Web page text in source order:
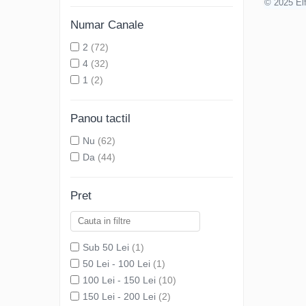
Numar Canale
2 (72)
4 (32)
1 (2)
Panou tactil
Nu (62)
Da (44)
Pret
Sub 50 Lei (1)
50 Lei - 100 Lei (1)
100 Lei - 150 Lei (10)
150 Lei - 200 Lei (2)
© 2025